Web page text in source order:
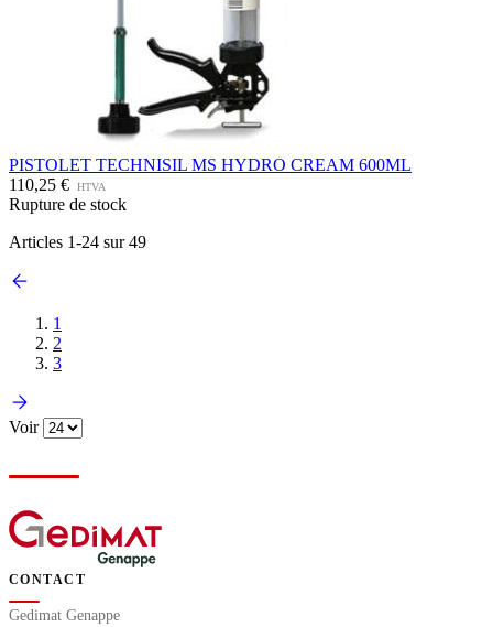
PISTOLET TECHNISIL MS HYDRO CREAM 600ML
110,25 €
HTVA
Rupture de stock
Articles 1-24 sur49
1
2
3
Voir
CONTACT
Gedimat Genappe